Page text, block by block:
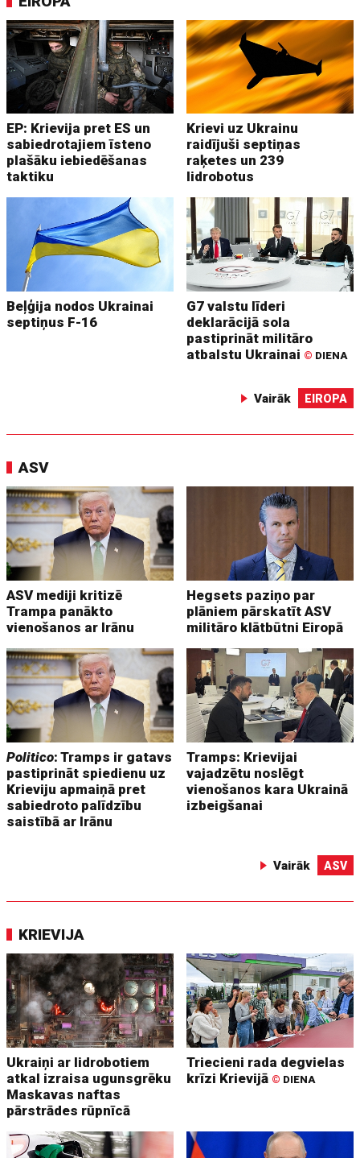
EP: Krievija pret ES un
sabiedrotajiem īsteno
plašāku iebiedēšanas
taktiku
Krievi uz Ukrainu
raidījuši septiņas
raķetes un 239
lidrobotus
Beļģija nodos Ukrainai
septiņus F-16
G7 valstu līderi
deklarācijā sola
pastiprināt militāro
atbalstu Ukrainai © DIENA
Vairāk EIROPA
ASV
ASV mediji kritizē
Trampa panākto
vienošanos ar Irānu
Hegsets paziņo par
plāniem pārskatīt ASV
militāro klātbūtni Eiropā
Politico: Tramps ir gatavs
pastiprināt spiedienu uz
Krieviju apmaiņā pret
sabiedroto palīdzību
saistībā ar Irānu
Tramps: Krievijai
vajadzētu noslēgt
vienošanos kara Ukrainā
izbeigšanai
Vairāk ASV
KRIEVIJA
Ukraiņi ar lidrobotiem
atkal izraisa ugunsgrēku
Maskavas naftas
pārstrādes rūpnīcā
Triecieni rada degvielas
krīzi Krievijā © DIENA